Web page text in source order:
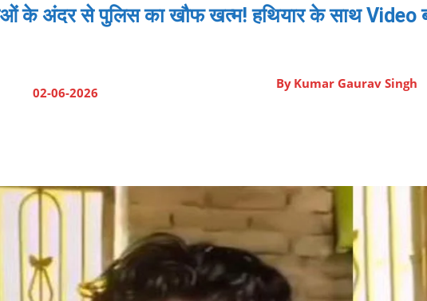
के अंदर से पुलिस का खौफ खत्म! हथियार के साथ Video
02-06-2026
By Kumar Gaurav Singh